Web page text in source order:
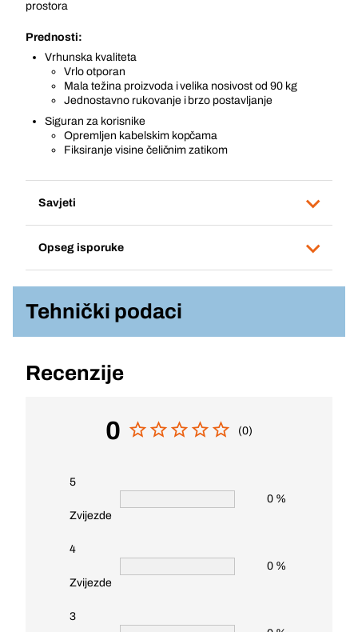
prostora
Prednosti:
Vrhunska kvaliteta
Vrlo otporan
Mala težina proizvoda i velika nosivost od 90 kg
Jednostavno rukovanje i brzo postavljanje
Siguran za korisnike
Opremljen kabelskim kopčama
Fiksiranje visine čeličnim zatikom
Savjeti
Opseg isporuke
Tehnički podaci
Recenzije
0 (0)
5
Zvijezde
0 %
4
Zvijezde
0 %
3